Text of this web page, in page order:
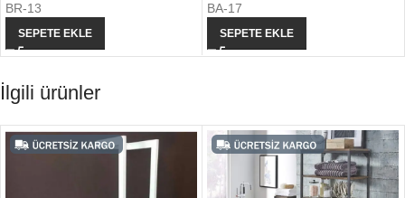
BR-13
SEPETE EKLE
BA-17
SEPETE EKLE
İlgili ürünler